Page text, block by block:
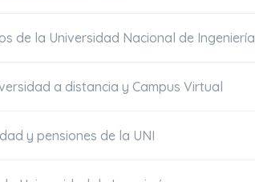
de la Universidad Nacional de Ingeniería
a distancia y Campus Virtual
y pensiones de la UNI